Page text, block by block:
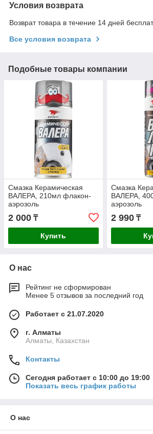
Условия возврата
Возврат товара в течение 14 дней
Все условия возврата
Подобные товары компании
Смазка Керамическая
ВАЛЕРА, 210мл флакон-
аэрозоль
2 000 ₸
Купить
Смазка
ВАЛЕРА,
аэрозоль
2 990₸
О нас
Рейтинг не сформирован
Менее 5 отзывов за последний год
Работает с 21.07.2020
г. Алматы
Алматы, Казахстан
Контакты
Сегодня работает с 10:00 до 19:00
Показать весь график работы
О нас